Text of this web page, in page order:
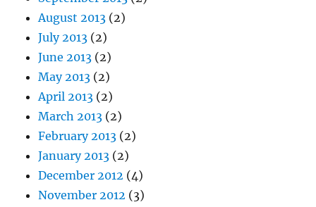
August 2013 (2)
July 2013 (2)
June 2013 (2)
May 2013 (2)
April 2013 (2)
March 2013 (2)
February 2013 (2)
January 2013 (2)
December 2012 (4)
November 2012 (3)